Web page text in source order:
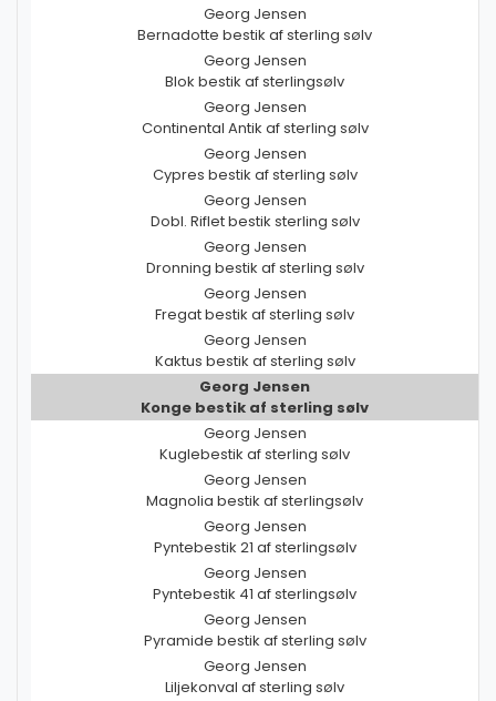
Georg Jensen
Bernadotte bestik af sterling sølv
Georg Jensen
Blok bestik af sterlingsølv
Georg Jensen
Continental Antik af sterling sølv
Georg Jensen
Cypres bestik af sterling sølv
Georg Jensen
Dobl. Riflet bestik sterling sølv
Georg Jensen
Dronning bestik af sterling sølv
Georg Jensen
Fregat bestik af sterling sølv
Georg Jensen
Kaktus bestik af sterling sølv
Georg Jensen
Konge bestik af sterling sølv
Georg Jensen
Kuglebestik af sterling sølv
Georg Jensen
Magnolia bestik af sterlingsølv
Georg Jensen
Pyntebestik 21 af sterlingsølv
Georg Jensen
Pyntebestik 41 af sterlingsølv
Georg Jensen
Pyramide bestik af sterling sølv
Georg Jensen
Liljekonval af sterling sølv